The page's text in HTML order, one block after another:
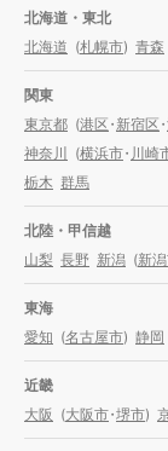
北海道・東北
北海道 (札幌市) 青森
関東
東京都 (港区・新宿区
神奈川
(横浜市・ 川崎
栃木 群馬
北陸・甲信越
山梨 長野 新潟 (新
東海
愛知 (名古屋市) 静岡
近畿
大阪 (大阪市・堺市)